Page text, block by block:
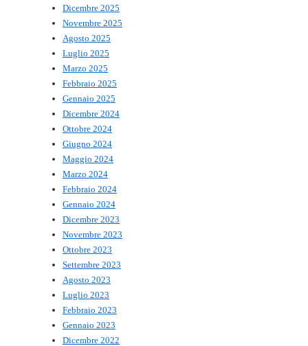
Dicembre 2025
Novembre 2025
Agosto 2025
Luglio 2025
Marzo 2025
Febbraio 2025
Gennaio 2025
Dicembre 2024
Ottobre 2024
Giugno 2024
Maggio 2024
Marzo 2024
Febbraio 2024
Gennaio 2024
Dicembre 2023
Novembre 2023
Ottobre 2023
Settembre 2023
Agosto 2023
Luglio 2023
Febbraio 2023
Gennaio 2023
Dicembre 2022